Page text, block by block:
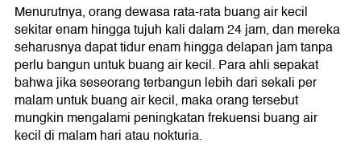
Menurutnya, orang dewasa rata-rata buang air kecil
sekitar enam hingga tujuh kali dalam 24 jam, dan mereka
seharusnya dapat tidur enam hingga delapan jam tanpa
perlu bangun untuk buang air kecil. Para ahli sepakat
bahwa jika seseorang terbangun lebih dari sekali per
malam untuk buang air kecil, maka orang tersebut
mungkin mengalami peningkatan frekuensi buang air
kecil di malam hari atau nokturia.